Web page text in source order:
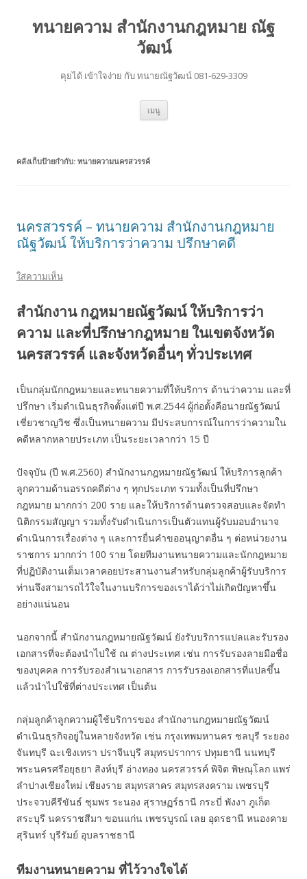
ทนายความ สำนักงานกฎหมาย ณัฐ
วัฒน์
คุยได้ เข้าใจง่าย กับ ทนายณัฐวัฒน์ 081-629-3309
เมนู ข้าม
ยัง
คลังเก็บป้ายกำกับ: ทนายความนครสวรรค์
นครสวรรค์ – ทนายความ สำนักงานกฎหมาย
ณัฐวัฒน์ ให้บริการว่าความ ปรึกษาคดี
ใส่ความเห็น
สำนักงาน กฎหมายณัฐวัฒน์ ให้บริการว่า
ความ และที่ปรึกษากฎหมาย ในเขตจังหวัด
นครสวรรค์ และจังหวัดอื่นๆ ทั่วประเทศ
เป็นกลุ่มนักกฎหมายและทนายความที่ให้บริการ ด้านว่าความ และที่
ปรึกษา เริ่มดำเนินธุรกิจตั้งแต่ปี พ.ศ.2544 ผู้ก่อตั้งคือนายณัฐวัฒน์
เชี่ยวชาญวิช ซึ่งเป็นทนายความ มีประสบการณ์ในการว่าความใน
คดีหลากหลายประเภท เป็นระยะเวลากว่า 15 ปี
ปัจจุบัน (ปี พ.ศ.2560) สำนักงานกฎหมายณัฐวัฒน์ ให้บริการลูกค้า
ลูกความด้านอรรถคดีต่าง ๆ ทุกประเภท รวมทั้งเป็นที่ปรึกษา
กฎหมาย มากกว่า 200 ราย และให้บริการด้านตรวจสอบและจัดทำ
นิติกรรมสัญญา รวมทั้งรับดำเนินการเป็นตัวแทนผู้รับมอบอำนาจ
ดำเนินการเรื่องต่าง ๆ และการยื่นคำขออนุญาตอื่น ๆ ต่อหน่วยงาน
ราชการ มากกว่า 100 ราย โดยทีมงานทนายความและนักกฎหมาย
ที่ปฏิบัติงานเต็มเวลาคอยประสานงานสำหรับกลุ่มลูกค้าผู้รับบริการ
ท่านจึงสามารถไว้ใจในงานบริการของเราได้ว่าไม่เกิดปัญหาขึ้น
อย่างแน่นอน
นอกจากนี้ สำนักงานกฎหมายณัฐวัฒน์ ยังรับบริการแปลและรับรอง
เอกสารที่จะต้องนำไปใช้ ณ ต่างประเทศ เช่น การรับรองลายมือชื่อ
ของบุคคล การรับรองสำเนาเอกสาร การรับรองเอกสารที่แปลขึ้น
แล้วนำไปใช้ที่ต่างประเทศ เป็นต้น
กลุ่มลูกค้าลูกความผู้ใช้บริการของ สำนักงานกฎหมายณัฐวัฒน์
ดำเนินธุรกิจอยู่ในหลายจังหวัด เช่น กรุงเทพมหานคร ชลบุรี ระยอง
จันทบุรี ฉะเชิงเทรา ปราจีนบุรี สมุทรปราการ ปทุมธานี นนทบุรี
พระนครศรีอยุธยา สิงห์บุรี อ่างทอง นครสวรรค์ พิจิต พิษณุโลก แพร่
ลำปางเชียงใหม่ เชียงราย สมุทรสาคร สมุทรสงคราม เพชรบุรี
ประจวบคีรีขันธ์ ชุมพร ระนอง สุราษฏร์ธานี กระบี่ พังงา ภูเก็ต
สระบุรี นครราชสีมา ขอนแก่น เพชรบูรณ์ เลย อุดรธานี หนองคาย
สุรินทร์ บุรีรัมย์ อุบลราชธานี
ทีมงานทนายความ ที่ไว้วางใจได้